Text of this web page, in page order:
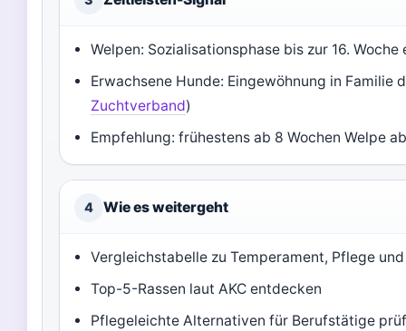
Welpen: Sozialisationsphase bis zur 16.
Erwachsene Hunde: Eingewöhnung in Familie
Zuchtverband)
Empfehlung: frühestens ab 8 Wochen Welpe
4 Wie es weitergeht
Vergleichstabelle zu Temperament, Pflege
Top-5-Rassen laut AKC entdecken
Pflegeleichte Alternativen für Berufstätige